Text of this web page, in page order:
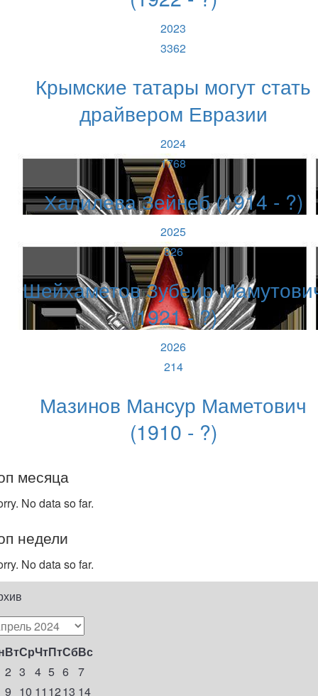
2023
3362
Крымские татары могут стать
драйвером Евразии
2024
1768
Халилева Зейнеб (1914 - ?)
2025
826
Шейхаметов Зубеир
(1921 - ?)
2026
214
Мазинов Мансур Маметович
(1910 - ?)
месяца
No data so far.
недели
No data so far.
ВтСрЧтПтСбВс
2 3 4 5 6 7
9 10 11 1213 14